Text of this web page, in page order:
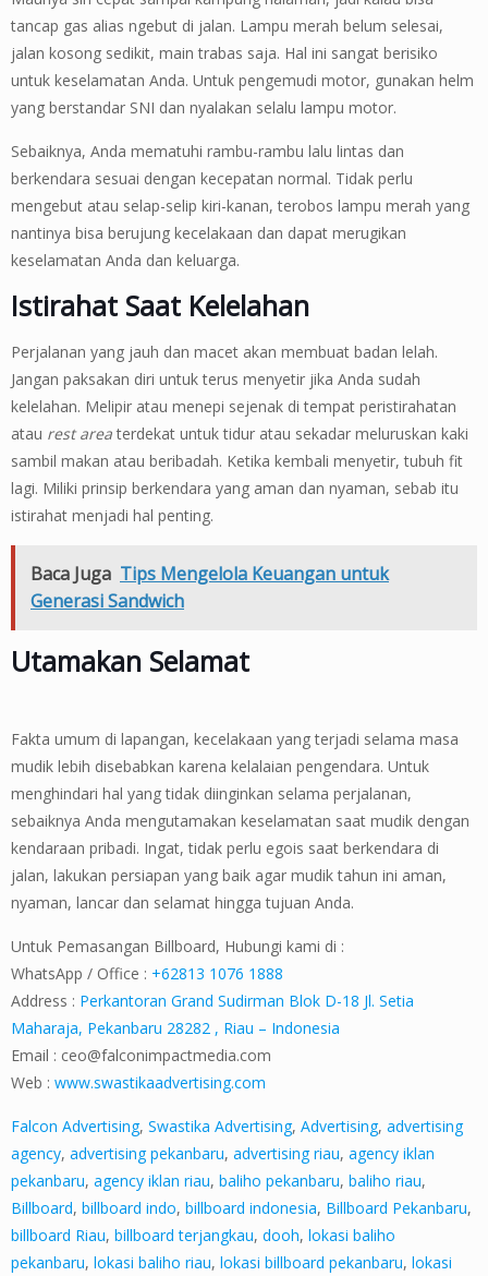
tancap gas alias ngebut di jalan. Lampu merah belum selesai,
jalan kosong sedikit, main trabas saja. Hal ini sangat berisiko
untuk keselamatan Anda. Untuk pengemudi motor, gunakan helm
yang berstandar SNI dan nyalakan selalu lampu motor.
Sebaiknya, Anda mematuhi rambu-rambu lalu lintas dan
berkendara sesuai dengan kecepatan normal. Tidak perlu
mengebut atau selap-selip kiri-kanan, terobos lampu merah yang
nantinya bisa berujung kecelakaan dan dapat merugikan
keselamatan Anda dan keluarga.
Istirahat Saat Kelelahan
Perjalanan yang jauh dan macet akan membuat badan lelah.
Jangan paksakan diri untuk terus menyetir jika Anda sudah
kelelahan. Melipir atau menepi sejenak di tempat peristirahatan
atau rest areaterdekat untuk tidur atau sekadar meluruskan kaki
sambil makan atau beribadah. Ketika kembali menyetir, tubuh fit
lagi. Miliki prinsip berkendara yang aman dan nyaman, sebab itu
istirahat menjadi hal penting.
Baca Juga Tips Mengelola Keuangan untuk
Generasi Sandwich
Utamakan Selamat
Fakta umum di lapangan, kecelakaan yang terjadi selama masa
mudik lebih disebabkan karena kelalaian pengendara. Untuk
menghindari hal yang tidak diinginkan selama perjalanan,
sebaiknya Anda mengutamakan keselamatan saat mudik dengan
kendaraan pribadi. Ingat, tidak perlu egois saat berkendara di
jalan, lakukan persiapan yang baik agar mudik tahun ini aman,
nyaman, lancar dan selamat hingga tujuan Anda.
Untuk Pemasangan Billboard, Hubungi kami di :
WhatsApp / Office : +62813 1076 1888
Address : Perkantoran Grand Sudirman Blok D-18 Jl. Setia
Maharaja, Pekanbaru 28282 , Riau – Indonesia
Email : ceo@falconimpactmedia.com
Web : www.swastikaadvertising.com
Falcon Advertising, Swastika Advertising, Advertising, advertising
agency, advertising pekanbaru, advertising riau, agency iklan
pekanbaru, agency iklan riau, baliho pekanbaru, baliho riau,
Billboard, billboard indo, billboard indonesia, Billboard Pekanbaru,
billboard Riau, billboard terjangkau, dooh, lokasi baliho
pekanbaru, lokasi baliho riau, lokasi billboard pekanbaru, lokasi